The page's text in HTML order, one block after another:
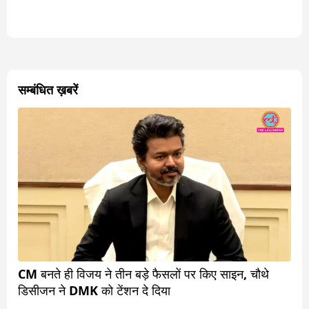
सम्बंधित ख़बरें
CM बनते ही विजय ने तीन बड़े फैसलों पर किए साइन, चौथे
डिसीजन ने DMK को टेंशन दे दिया